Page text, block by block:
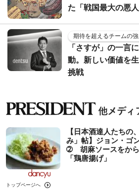
た「戦国最大の悪人
期待を超えるチームの強
「さすが」の一言
動。新しい価値を
挑戦
【日本酒達人たちの
み」帖】ジョン・ゴ
➁ 胡麻ソースをから
「鶏唐揚げ」
トップページへ